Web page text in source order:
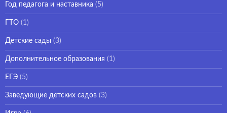
Год педагога и наставника (5)
ГТО (1)
Детские сады (3)
Дополнительное образования (1)
ЕГЭ (5)
Заведующие детских садов (3)